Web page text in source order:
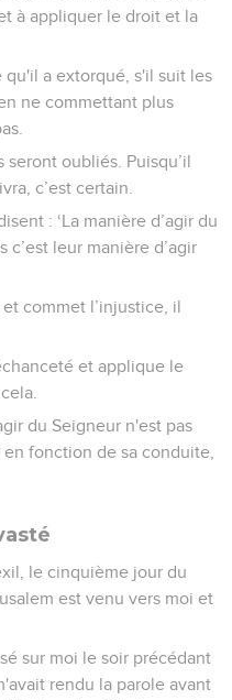
à appliquer le droit et la
a extorqué, s'il suit les
ne commettant plus
oubliés. Puisqu’il
c’est certain.
: ‘La manière d’agir du
c’est leur manière d’agir
commet l’injustice, il
et applique le
du Seigneur n'est pas
fonction de sa conduite,
le cinquième jour du
est venu vers moi et
sur moi le soir précédant
rendu la parole avant